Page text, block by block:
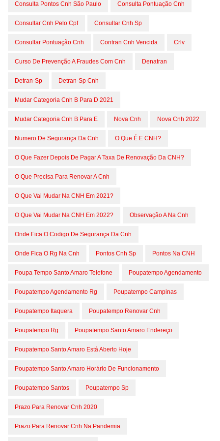
Consulta Pontos Cnh São Paulo Consulta Pontuação Cnh
Consultar Cnh Pelo Cpf Consultar Cnh Sp
Consultar Pontuação Cnh Contran Cnh Vencida Crlv
Curso De Prevenção A Fraudes Com Cnh Denatran
Detran-Sp Detran-Sp Cnh
Mudar Categoria Cnh B Para D 2021
Mudar Categoria Cnh B Para E Nova Cnh Nova Cnh 2022
Numero De Segurança Da Cnh O Que É E CNH?
O Que Fazer Depois De Pagar A Taxa De Renovação Da CNH?
O Que Precisa Para Renovar A Cnh
O Que Vai Mudar Na CNH Em 2021?
O Que Vai Mudar Na CNH Em 2022? Observação A Na Cnh
Onde Fica O Codigo De Segurança Da Cnh
Onde Fica O Rg Na Cnh Pontos Cnh Sp Pontos Na CNH
Poupa Tempo Santo Amaro Telefone Poupatempo Agendamento
Poupatempo Agendamento Rg Poupatempo Campinas
Poupatempo Itaquera Poupatempo Renovar Cnh
Poupatempo Rg Poupatempo Santo Amaro Endereço
Poupatempo Santo Amaro Está Aberto Hoje
Poupatempo Santo Amaro Horário De Funcionamento
Poupatempo Santos Poupatempo Sp
Prazo Para Renovar Cnh 2020
Prazo Para Renovar Cnh Na Pandemia